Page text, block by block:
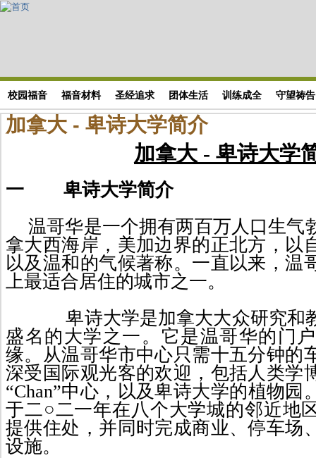
Skip to main content
校园福音 福音材料 圣经追求 团体生活 训练成全 守望祷告
加拿大 - 卑诗大学简介
加拿大 - 卑诗大学
一
卑诗大学简介
温哥华是一个拥有两百万人口生气
拿大西海岸，美加边界的正北方 ， 以
以及温和的气候著称。一直以来，温
上最适合居住的城市之一。
卑诗大学是加拿大大众研究和
盛名的大学之一。它是温哥华的门
缘。从温哥华市中心只需十五分钟的
深受国际观光客的欢迎 ，包括人 类学
“Chan”中心，以及卑诗大学的植物园
于二○二一年在八个大学城的邻近地
提供住处，并同时完成商业、停车场
设施。